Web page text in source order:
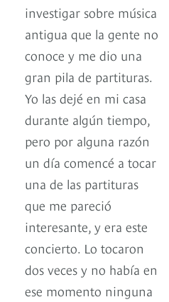
investigar sobre música
antigua que la gente no
conoce y me dio una
gran pila de partituras.
Yo las dejé en mi casa
durante algún tiempo,
pero por alguna razón
un día comencé a tocar
una de las partituras
que me pareció
interesante, y era este
concierto. Lo tocaron
dos veces y no había en
ese momento ninguna